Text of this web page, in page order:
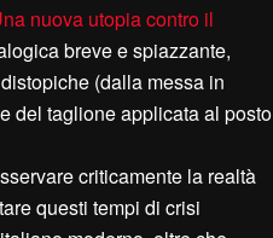
nuova utopia contro il
breve e spiazzante,
(dalla messa in
del taglione applicata al posto
criticamente la realtà
questi tempi di crisi